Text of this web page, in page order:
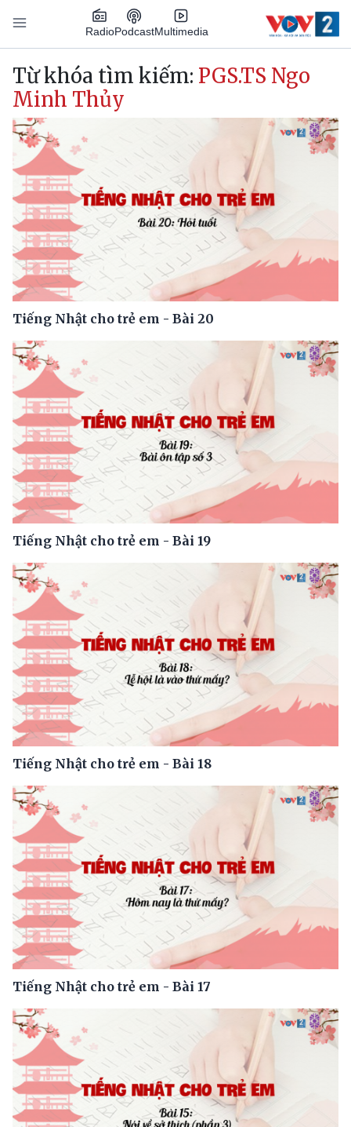
Nhảy đến nội dung
RadioPodcastMultimedia
Main navigation
Từ khóa tìm kiếm: PGS.TS Ngo
Minh Thủy
Tiếng Nhật cho trẻ em - Bài 20
Tiếng Nhật cho trẻ em - Bài 19
Tiếng Nhật cho trẻ em - Bài 18
Tiếng Nhật cho trẻ em - Bài 17